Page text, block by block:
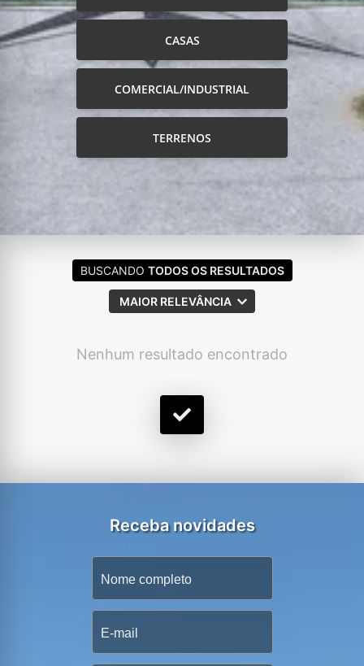
CASAS
COMERCIAL/INDUSTRIAL
TERRENOS
BUSCANDO TODOS OS RESULTADOS
MAIOR RELEVÂNCIA
Nenhum resultado encontrado
Receba novidades